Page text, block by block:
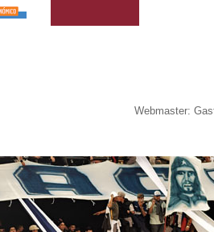
Webmaster: